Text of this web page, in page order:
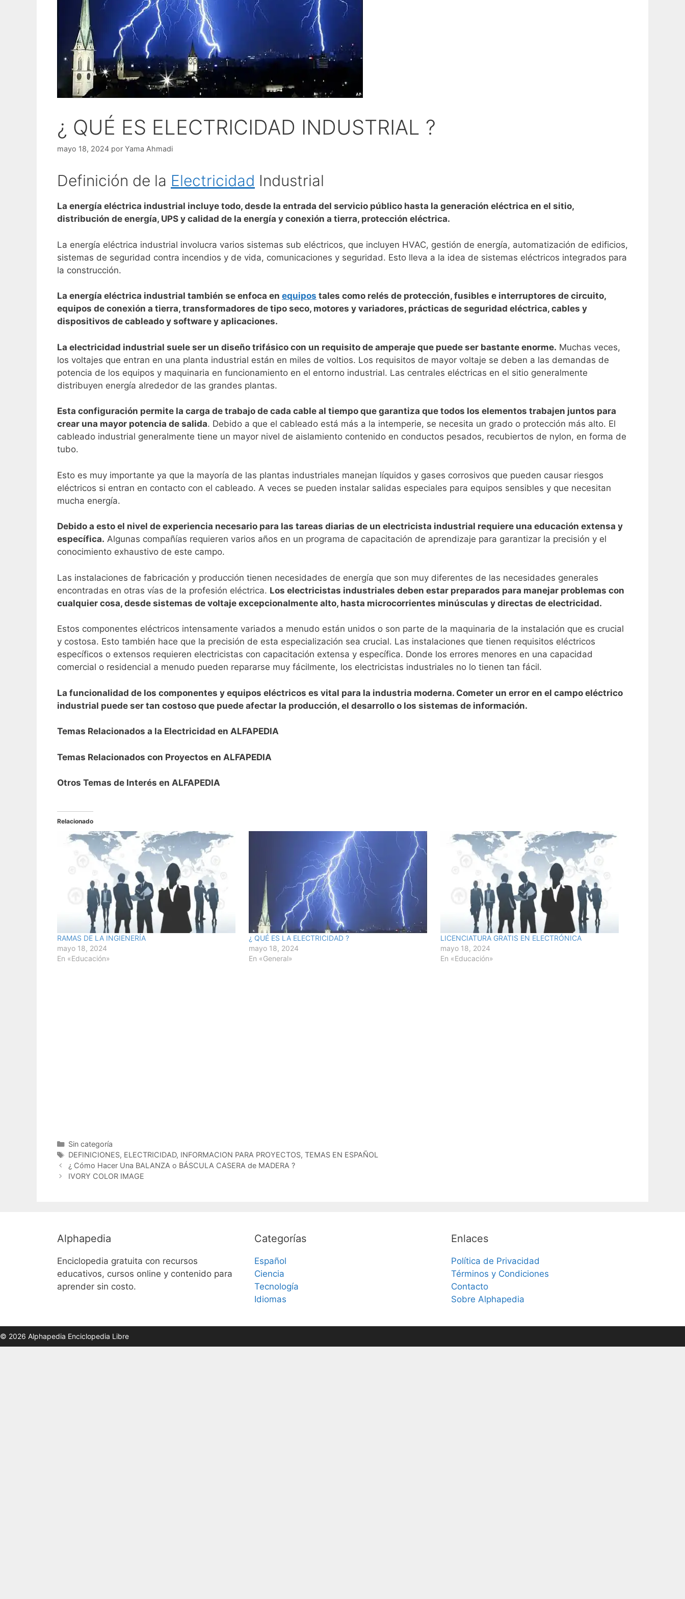
¿ QUÉ ES ELECTRICIDAD INDUSTRIAL ?
mayo 18, 2024 por Yama Ahmadi
Definición de la Electricidad Industrial
La energía eléctrica industrial incluye todo, desde la entrada del servicio público hasta la generación eléctrica en el sitio,
distribución de energía, UPS y calidad de la energía y conexión a tierra, protección eléctrica.
La energía eléctrica industrial involucra varios sistemas sub eléctricos, que incluyen HVAC, gestión de energía, automatización de edificios,
sistemas de seguridad contra incendios y de vida, comunicaciones y seguridad. Esto lleva a la idea de sistemas eléctricos integrados para
la construcción.
La energía eléctrica industrial también se enfoca en equipos tales como relés de protección, fusibles e interruptores de circuito,
equipos de conexión a tierra, transformadores de tipo seco, motores y variadores, prácticas de seguridad eléctrica, cables y
dispositivos de cableado y software y aplicaciones.
La electricidad industrial suele ser un diseño trifásico con un requisito de amperaje que puede ser bastante enorme. Muchas veces,
los voltajes que entran en una planta industrial están en miles de voltios. Los requisitos de mayor voltaje se deben a las demandas de
potencia de los equipos y maquinaria en funcionamiento en el entorno industrial. Las centrales eléctricas en el sitio generalmente
distribuyen energía alrededor de las grandes plantas.
Esta configuración permite la carga de trabajo de cada cable al tiempo que garantiza que todos los elementos trabajen juntos para
crear una mayor potencia de salida. Debido a que el cableado está más a la intemperie, se necesita un grado o protección más alto. El
cableado industrial generalmente tiene un mayor nivel de aislamiento contenido en conductos pesados, recubiertos de nylon, en forma de
tubo.
Esto es muy importante ya que la mayoría de las plantas industriales manejan líquidos y gases corrosivos que pueden causar riesgos
eléctricos si entran en contacto con el cableado. A veces se pueden instalar salidas especiales para equipos sensibles y que necesitan
mucha energía.
Debido a esto el nivel de experiencia necesario para las tareas diarias de un electricista industrial requiere una educación extensa y
específica. Algunas compañías requieren varios años en un programa de capacitación de aprendizaje para garantizar la precisión y el
conocimiento exhaustivo de este campo.
Las instalaciones de fabricación y producción tienen necesidades de energía que son muy diferentes de las necesidades generales
encontradas en otras vías de la profesión eléctrica. Los electricistas industriales deben estar preparados para manejar problemas con
cualquier cosa, desde sistemas de voltaje excepcionalmente alto, hasta microcorrientes minúsculas y directas de electricidad.
Estos componentes eléctricos intensamente variados a menudo están unidos o son parte de la maquinaria de la instalación que es crucial
y costosa. Esto también hace que la precisión de esta especialización sea crucial. Las instalaciones que tienen requisitos eléctricos
específicos o extensos requieren electricistas con capacitación extensa y específica. Donde los errores menores en una capacidad
comercial o residencial a menudo pueden repararse muy fácilmente, los electricistas industriales no lo tienen tan fácil.
La funcionalidad de los componentes y equipos eléctricos es vital para la industria moderna. Cometer un error en el campo eléctrico
industrial puede ser tan costoso que puede afectar la producción, el desarrollo o los sistemas de información.
Temas Relacionados a la Electricidad en ALFAPEDIA
Temas Relacionados con Proyectos en ALFAPEDIA
Otros Temas de Interés en ALFAPEDIA
Relacionado
RAMAS DE LA INGIENERÍA
mayo 18, 2024
En «Educación»
¿ QUÉ ES LA ELECTRICIDAD ?
mayo 18, 2024
En «General»
LICENCIATURA GRATIS EN ELECTRÓNICA
mayo 18, 2024
En «Educación»
Categorías
Sin categoría
Etiquetas
DEFINICIONES, ELECTRICIDAD, INFORMACION PARA PROYECTOS, TEMAS EN ESPAÑOL
¿ Cómo Hacer Una BALANZA o BÁSCULA CASERA de MADERA ?
IVORY COLOR IMAGE
Alphapedia
Enciclopedia gratuita con recursos
educativos, cursos online y contenido para
aprender sin costo.
Categorías
Español
Ciencia
Tecnología
Idiomas
Enlaces
Política de Privacidad
Términos y Condiciones
Contacto
Sobre Alphapedia